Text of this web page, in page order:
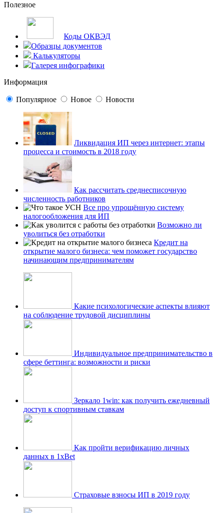
Полезное
Коды ОКВЭД
Образцы документов
Калькуляторы
Галерея инфографики
Информация
Популярное Новое Новости
Ликвидация ИП через интернет: этапы
процесса и стоимость в 2018 году
Как рассчитать среднесписочную
численность работников
Все про упрощённую систему
налогообложения для ИП
Возможно ли
уволиться без отработки
Кредит на
открытие малого бизнеса: чем поможет государство
начинающим предпринимателям
Какие психологические аспекты влияют
на соблюдение трудовой дисциплины
Индивидуальное предпринимательство в
сфере беттинга: возможности и риски
Зеркало 1win: как получить ежедневный
доступ к спортивным ставкам
Как пройти верификацию личных
данных в 1xBet
Страховые взносы ИП в 2019 году